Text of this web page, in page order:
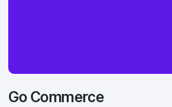
Go Commerce